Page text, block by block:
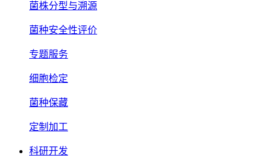
菌株分型与溯源
菌种安全性评价
专题服务
细胞检定
菌种保藏
定制加工
科研开发